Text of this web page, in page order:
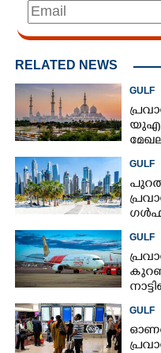
RELATED NEWS
GULF
GULF
ഗൾഫ്
GULF
GULF